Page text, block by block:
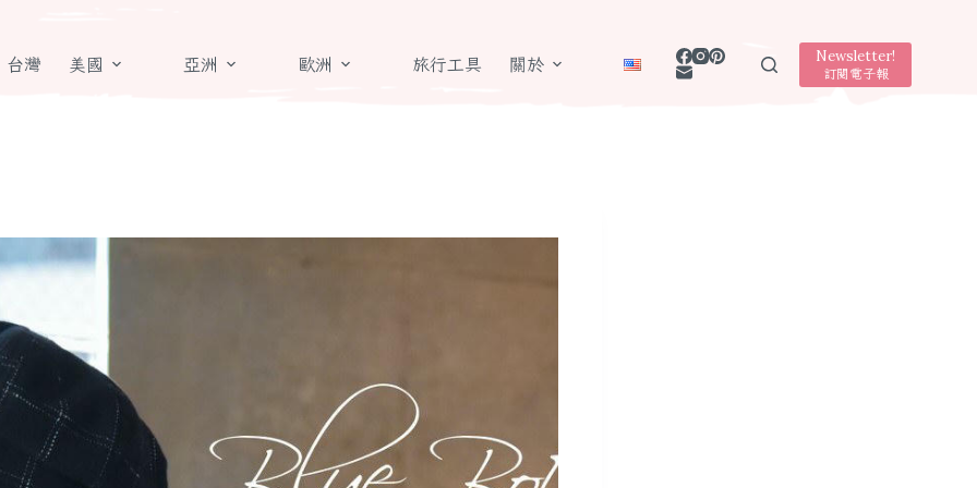
台灣 美國 亞洲 歐洲 旅行工具 關於 Newsletter!
訂閱電子報